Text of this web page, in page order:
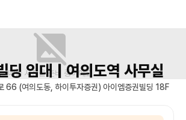
매물 사진을 준비 중이에요.
딩임대 | 여의도역 사무실
66 (여의도동, 하이투자증권) 아이엠증권빌딩 18F